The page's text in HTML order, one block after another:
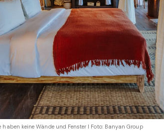
keine Wände und Fenster I Foto: Banyan Group